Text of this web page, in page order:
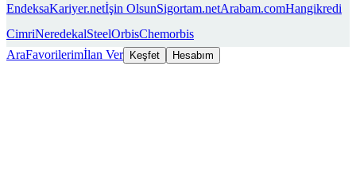
EndeksaKariyer.netİşin OlsunSigortam.netArabam.comHangikredi
CimriNeredekalSteelOrbisChemorbis
AraFavorilerimİlan Ver Keşfet Hesabım